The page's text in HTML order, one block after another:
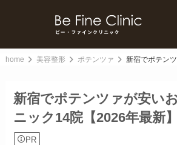
home 美容整形 ポテンツァ 新宿でポテン
新宿でポテンツァが安い
ニック14院【2026年最新】
PR